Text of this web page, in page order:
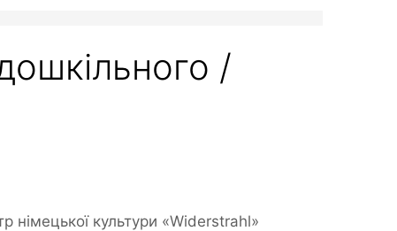
/
німецької культури «Widerstrahl»